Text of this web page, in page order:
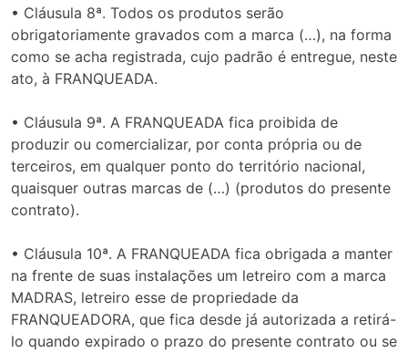
• Cláusula 8ª. Todos os produtos serão
obrigatoriamente gravados com a marca (…), na forma
como se acha registrada, cujo padrão é entregue, neste
ato, à FRANQUEADA.
• Cláusula 9ª. A FRANQUEADA fica proibida de
produzir ou comercializar, por conta própria ou de
terceiros, em qualquer ponto do território nacional,
quaisquer outras marcas de (…) (produtos do presente
contrato).
• Cláusula 10ª. A FRANQUEADA fica obrigada a manter
na frente de suas instalações um letreiro com a marca
MADRAS, letreiro esse de propriedade da
FRANQUEADORA, que fica desde já autorizada a retirá-
lo quando expirado o prazo do presente contrato ou se